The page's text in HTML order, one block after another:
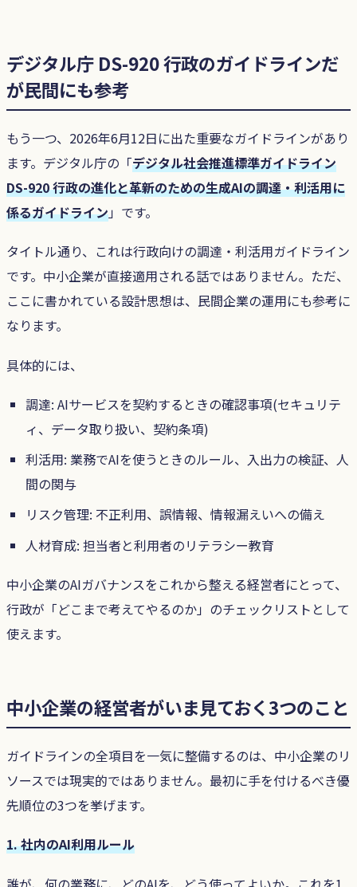
デジタル庁 DS-920 行政のガイドラインだ
が民間にも参考
もう一つ、2026年6月12日に出た重要なガイドラインがあり
ます。デジタル庁の「デジタル社会推進標準ガイドライン
DS-920 行政の進化と革新のための生成AIの調達・利活用に
係るガイドライン」です。
タイトル通り、これは行政向けの調達・利活用ガイドライン
です。中小企業が直接適用される話ではありません。ただ、
ここに書かれている設計思想は、民間企業の運用にも参考に
なります。
具体的には、
調達: AIサービスを契約するときの確認事項(セキュリテ
ィ、データ取り扱い、契約条項)
利活用: 業務でAIを使うときのルール、入出力の検証、人
間の関与
リスク管理: 不正利用、誤情報、情報漏えいへの備え
人材育成: 担当者と利用者のリテラシー教育
中小企業のAIガバナンスをこれから整える経営者にとって、
行政が「どこまで考えてやるのか」のチェックリストとして
使えます。
中小企業の経営者がいま見ておく3つのこと
ガイドラインの全項目を一気に整備するのは、中小企業のリ
ソースでは現実的ではありません。最初に手を付けるべき優
先順位の3つを挙げます。
1. 社内のAI利用ルール